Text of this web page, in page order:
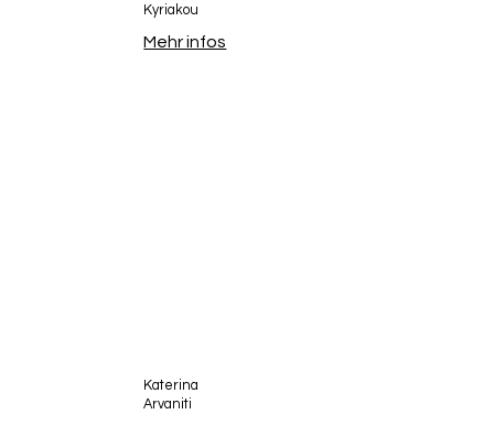
Kyriakou
Mehr infos
Katerina
Arvaniti